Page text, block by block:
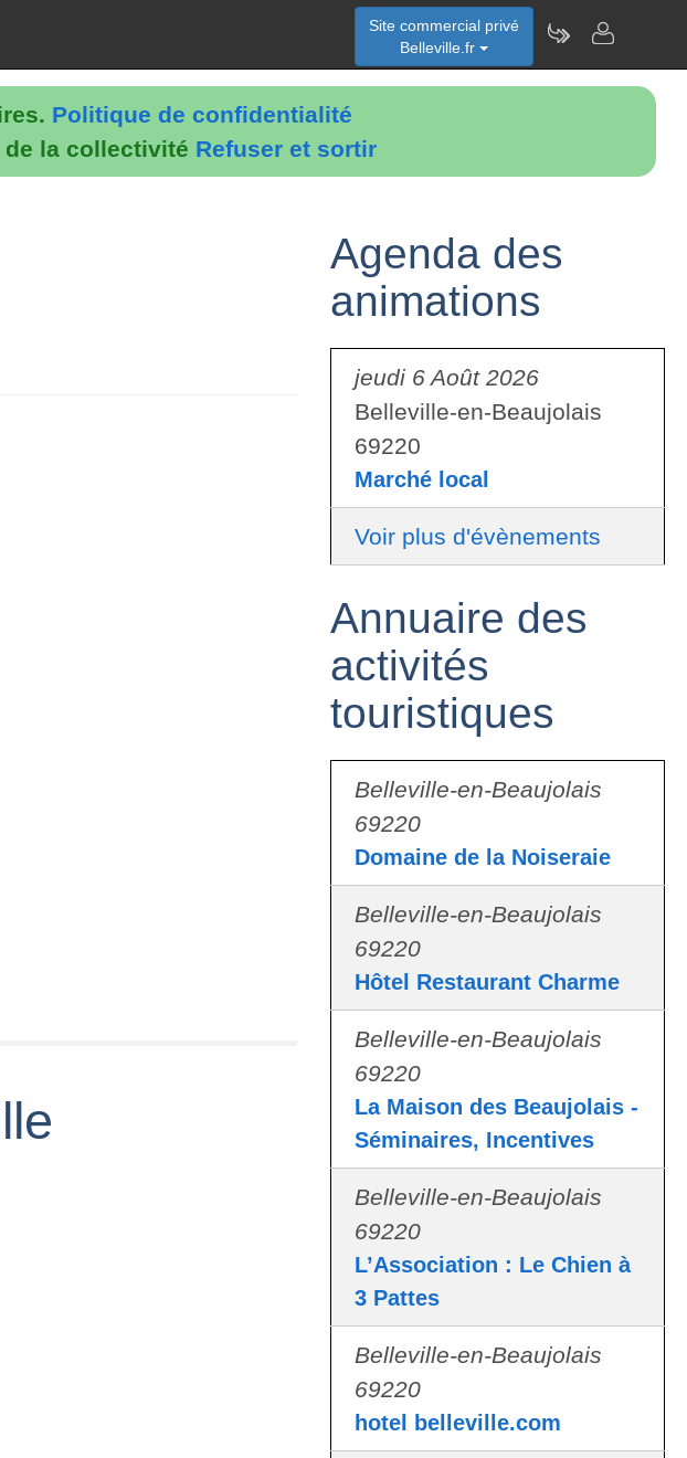
Politique de confidentialité
la collectivité Refuser et sortir
Site commercial privé
Belleville.fr
Agenda des
animations
jeudi 6 Août 2026
Belleville-en-Beaujolais
69220
Marché local
Voir plus d'évènements
Annuaire des
activités
touristiques
Belleville-en-Beaujolais
69220
Domaine de la Noiseraie
Belleville-en-Beaujolais
69220
Hôtel Restaurant Charme
Belleville-en-Beaujolais
69220
La Maison des Beaujolais -
Séminaires, Incentives
Belleville-en-Beaujolais
69220
L’Association : Le Chien à
3 Pattes
Belleville-en-Beaujolais
69220
hotel belleville.com